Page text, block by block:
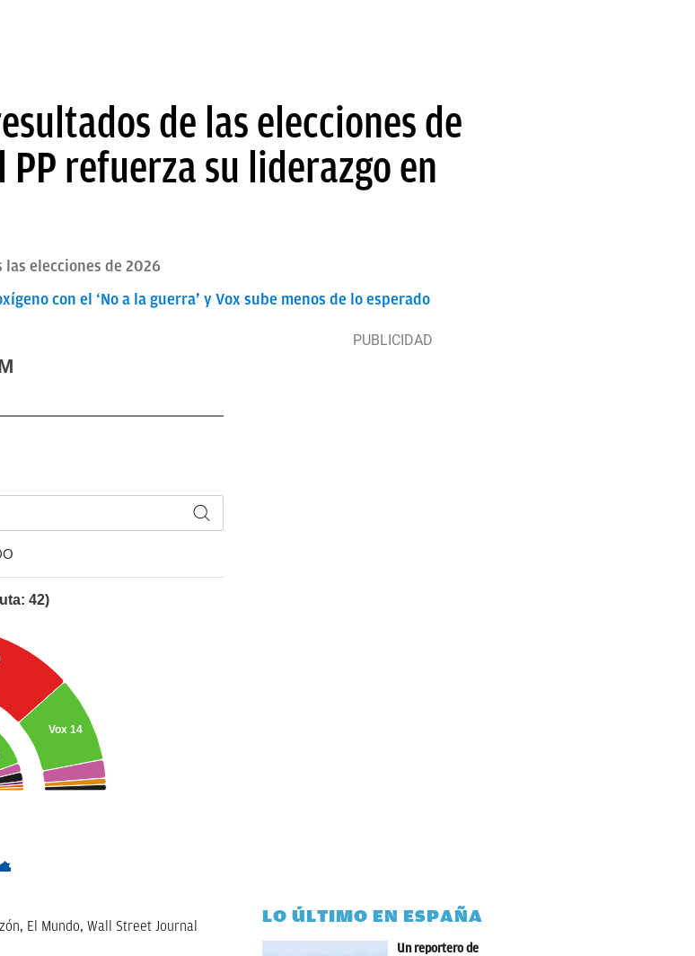
de las elecciones de
refuerza su liderazgo en
las elecciones de 2026
con el ‘No a la guerra’ y Vox sube menos de lo esperado
El Mundo, Wall Street Journal
LO ÚLTIMO EN ESPAÑA
Un reportero de